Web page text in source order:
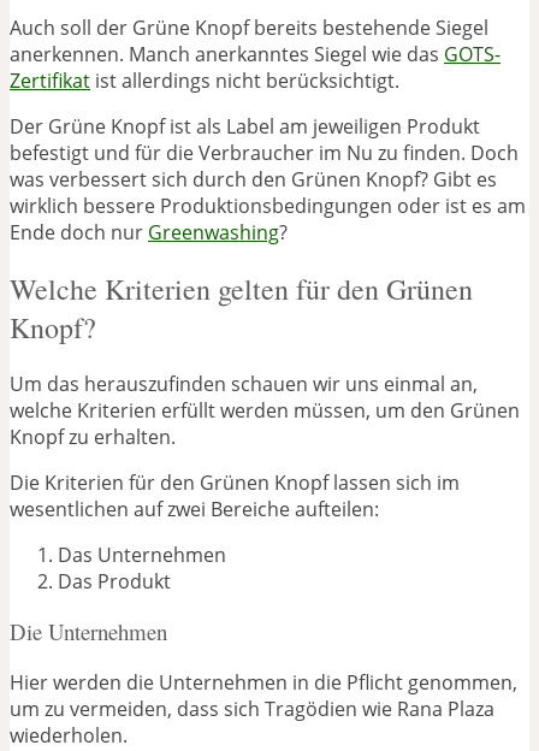
Auch soll der Grüne Knopf bereits bestehende Siegel
anerkennen. Manch anerkanntes Siegel wie das GOTS-
Zertifikat ist allerdings nicht berücksichtigt.
Der Grüne Knopf ist als Label am jeweiligen Produkt
befestigt und für die Verbraucher im Nu zu finden. Doch
was verbessert sich durch den Grünen Knopf? Gibt es
wirklich bessere Produktionsbedingungen oder ist es am
Ende doch nur Greenwashing?
Welche Kriterien gelten für den Grünen
Knopf?
Um das herauszufinden schauen wir uns einmal an,
welche Kriterien erfüllt werden müssen, um den Grünen
Knopf zu erhalten.
Die Kriterien für den Grünen Knopf lassen sich im
wesentlichen auf zwei Bereiche aufteilen:
Das Unternehmen
Das Produkt
Die Unternehmen
Hier werden die Unternehmen in die Pflicht genommen,
um zu vermeiden, dass sich Tragödien wie Rana Plaza
wiederholen.